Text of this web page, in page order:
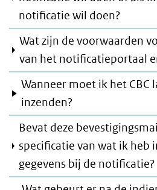
notificatie wil doen?
Wat zijn de voorwaarden
van het notificatieportaal
Wanneer moet ik het CBC
inzenden?
Bevat deze
specificatie van wat ik heb
gegevens bij de notificatie?